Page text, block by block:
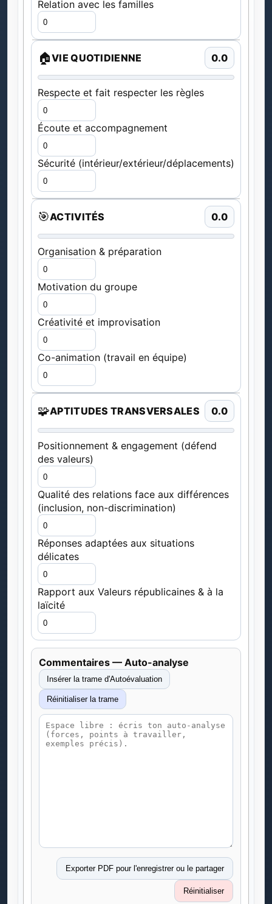
Relation avec les familles
🏠VIE QUOTIDIENNE 0.0
Respecte et fait respecter les règles
Écoute et accompagnement
Sécurité (intérieur/extérieur/déplacements)
🎯ACTIVITÉS 0.0
Organisation & préparation
Motivation du groupe
Créativité et improvisation
Co-animation (travail en équipe)
🧩APTITUDES TRANSVERSALES 0.0
Positionnement & engagement (défend
des valeurs)
Qualité des relations face aux différences
(inclusion, non-discrimination)
Réponses adaptées aux situations
délicates
Rapport aux Valeurs républicaines & à la
laïcité
Commentaires — Auto-analyse
Insérer la trame d'Autoévaluation
Réinitialiser la trame
Exporter PDF pour l'enregistrer ou le partager
Réinitialiser